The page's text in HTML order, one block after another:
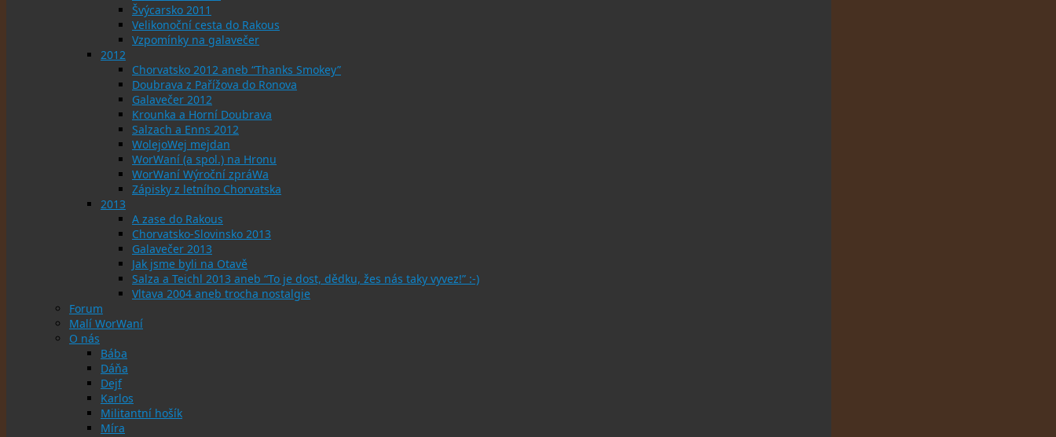
Švýcarsko 2011
Velikonoční cesta do Rakous
Vzpomínky na galavečer
2012
Chorvatsko 2012 aneb “Thanks Smokey”
Doubrava z Pařížova do Ronova
Galavečer 2012
Krounka a Horní Doubrava
Salzach a Enns 2012
WolejoWej mejdan
WorWaní (a spol.) na Hronu
WorWaní Wýroční zpráWa
Zápisky z letního Chorvatska
2013
A zase do Rakous
Chorvatsko-Slovinsko 2013
Galavečer 2013
Jak jsme byli na Otavě
Salza a Teichl 2013 aneb “To je dost, dědku, žes nás taky vyvez!” :-)
Vltava 2004 aneb trocha nostalgie
Forum
Malí WorWaní
O nás
Bába
Dáňa
Dejf
Karlos
Militantní hošík
Míra